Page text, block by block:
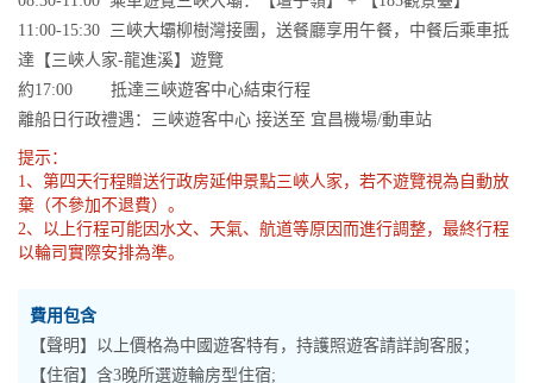
11:00-15:30 三峽大壩柳樹灣接團，送餐廳享用午餐，中餐后乘車抵
達【三峽人家-龍進溪】遊覽
約17:00 抵達三峽遊客中心結束行程
離船日行政禮遇：三峽遊客中心 接送至 宜昌機場/動車站
提示：
1、第四天行程贈送行政房延伸景點三峽人家，若不遊覽視為自動放
棄（不參加不退費）。
2、以上行程可能因水文、天氣、航道等原因而進行調整，最終行程
以輪司實際安排為準。
費用包含
【聲明】以上價格為中國遊客特有，持護照遊客請詳詢客服；
【住宿】含3晚所選遊輪房型住宿;